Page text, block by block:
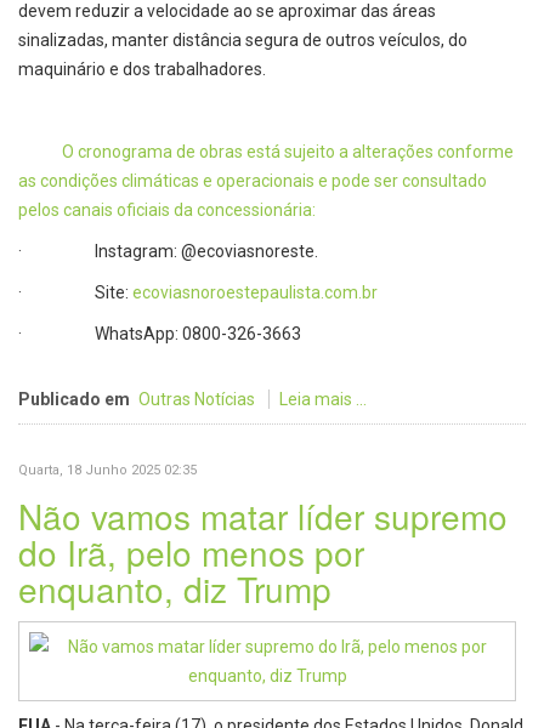
devem reduzir a velocidade ao se aproximar das áreas
sinalizadas, manter distância segura de outros veículos, do
maquinário e dos trabalhadores.
O cronograma de obras está sujeito a alterações conforme
as condições climáticas e operacionais e pode ser consultado
pelos canais oficiais da concessionária:
· Instagram: @ecoviasnoreste.
· Site: ecoviasnoroestepaulista.com.br
· WhatsApp: 0800-326-3663
Publicado em Outras Notícias Leia mais ...
Quarta, 18 Junho 2025 02:35
Não vamos matar líder supremo
do Irã, pelo menos por
enquanto, diz Trump